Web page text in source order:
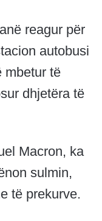
reagur për
autobusi
mbetur të
dhjetëra të
Macron, ka
sulmin,
të prekurve.